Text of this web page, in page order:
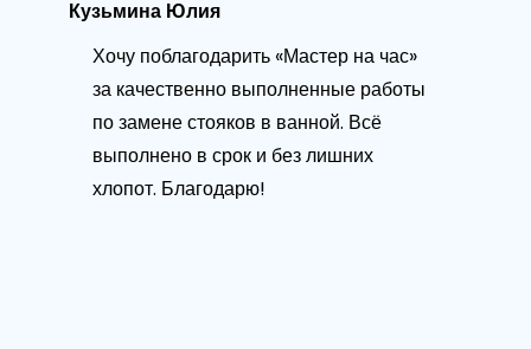
Кузьмина Юлия
Хочу поблагодарить «Мастер на час»
за качественно выполненные работы
по замене стояков в ванной. Всё
выполнено в срок и без лишних
хлопот. Благодарю!